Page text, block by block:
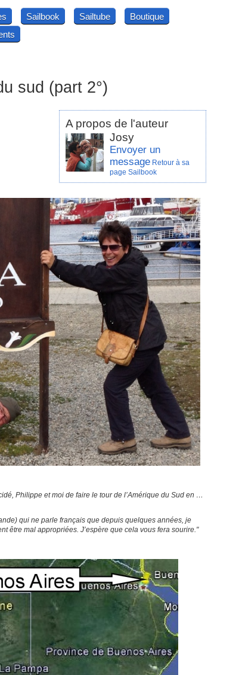
Sailbook Sailtube
Boutique
sud (part 2°)
A propos de l'auteur
Josy
Envoyer un
message Retour à sa
page Sailbook
Philippe et moi de faire le tour de l’Amérique du Sud en …
qui ne parle français que depuis quelques années, je
être mal appropriées. J’espère que cela vous fera sourire."